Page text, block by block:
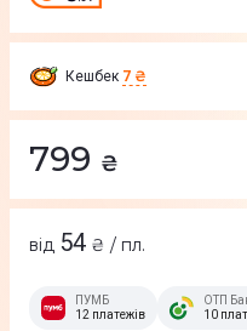
Кешбек 7 ₴
799 ₴
від 54 ₴ / пл.
ПУМБ
12 платежів
ОТП
10